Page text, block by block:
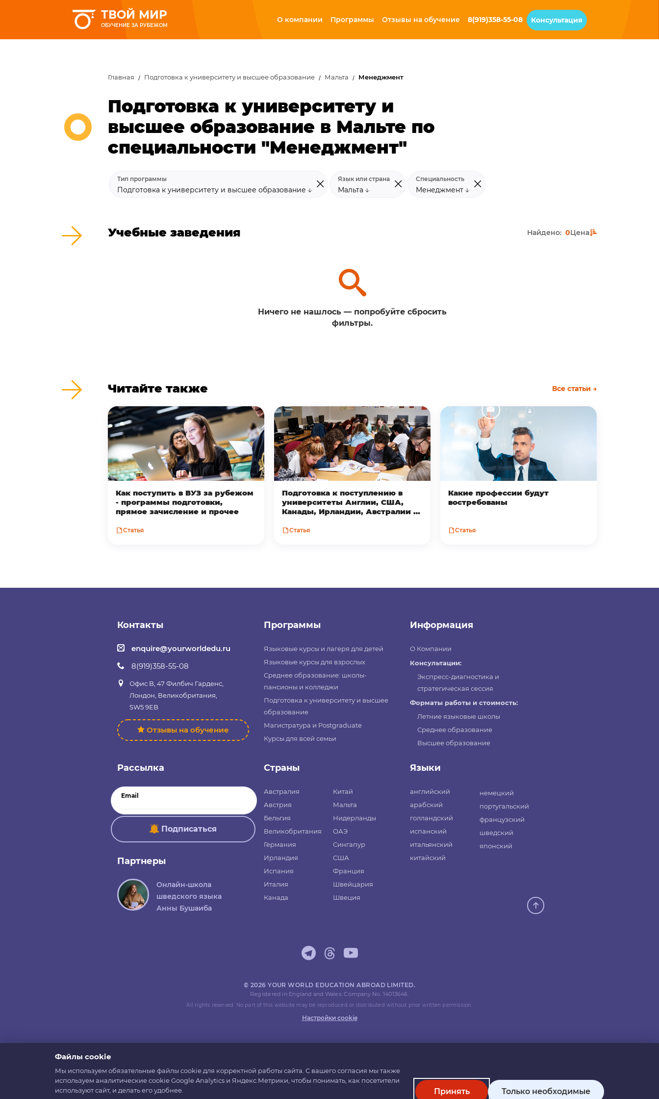
ТВОЙ МИР
ОБУЧЕНИЕ ЗА РУБЕЖОМ
О компании Программы Отзывы на обучение 8(919)358-55-08 Консультация
Главная Подготовка к университету и высшее образование Мальта Менеджмент
Подготовка к университету и
высшее образование в Мальте по
специальности "Менеджмент"
Тип программы
Подготовка к университету и высшее образование
Язык или страна
Мальта
Специальность
Менеджмент
Учебные заведения Найдено: 0Цена
Ничего не нашлось — попробуйте сбросить
фильтры.
Читайте также Все статьи →
Как поступить в ВУЗ за рубежом
- программы подготовки,
прямое зачисление и прочее
Статья
Подготовка к поступлению в
университеты Англии, США,
Канады, Ирландии, Австралии и
Статья
Какие профессии будут
востребованы
Статья
Контакты
enquire@yourworldedu.ru
8(919)358-55-08
Офис B, 47 Филбич Гарденс,
Лондон, Великобритания,
SW5 9EB
Отзывы на обучение
Программы
Языковые курсы и лагеря для детей
Языковые курсы для взрослых
Среднее образование: школы-
пансионы и колледжи
Подготовка к университету и высшее
образование
Магистратура и Postgraduate
Курсы для всей семьи
Информация
О Компании
Консультации:
Экспресс-диагностика и
стратегическая сессия
Форматы работы и стоимость:
Летние языковые школы
Среднее образование
Высшее образование
Рассылка
Email
Подписаться
Партнеры
Онлайн-школа
шведского языка
Анны Бушаиба
Страны
Австралия
Австрия
Бельгия
Великобритания
Германия
Ирландия
Испания
Италия
Канада
Китай
Мальта
Нидерланды
ОАЭ
Сингапур
США
Франция
Швейцария
Швеция
Языки
английский
арабский
голландский
испанский
итальянский
китайский
немецкий
португальский
французский
шведский
японский
© 2026 YOUR WORLD EDUCATION ABROAD LIMITED.
Registered in England and Wales. Company No. 14013646.
All rights reserved. No part of this website may be reproduced or distributed without prior written permission.
Настройки cookie
Файлы cookie
Мы используем обязательные файлы cookie для корректной работы сайта. С вашего согласия мы также
используем аналитические cookie Google Analytics и Яндекс.Метрики, чтобы понимать, как посетители
используют сайт, и делать его удобнее.
Принять Только необходимые